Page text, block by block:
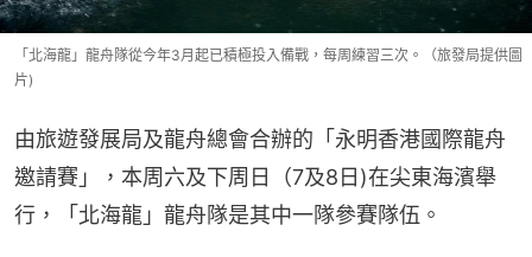
「北海龍」龍舟隊從今年3月起已積極投入備戰，每周練習三次。（旅發局提供圖
片)
由旅遊發展局及龍舟總會合辦的「永明香港國際龍舟
邀請賽」，本周六及下周日（7及8日)在尖東海濱舉
行，「北海龍」龍舟隊是其中一隊參賽隊伍。